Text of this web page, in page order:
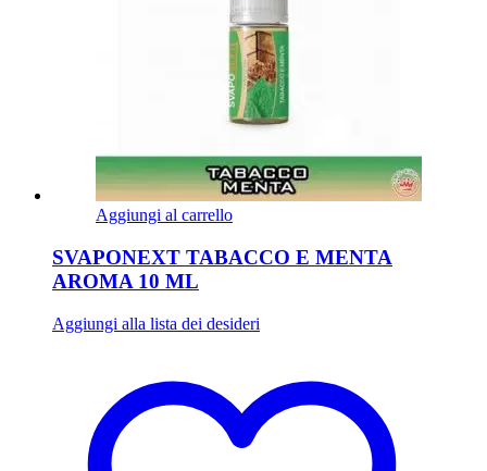
Aggiungi al carrello
SVAPONEXT TABACCO E MENTA
AROMA 10 ML
Aggiungi alla lista dei desideri